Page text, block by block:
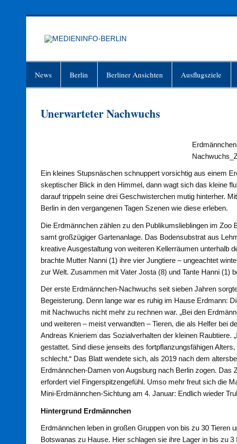
News Berlin Berliner Ansichten Ausflugsziele
Unerwarteter Nachwuchs
Ein kleines Stupsnäschen schnuppert vorsichtig aus einem
skeptischer Blick in den Himmel, dann wagt sich das kleine
darauf trippeln seine drei Geschwisterchen mutig hinterher.
Berlin in den vergangenen Tagen Szenen wie diese erleben.
Die Erdmännchen zählen zu den Publikumslieblingen im Zoo
samt großzügiger Gartenanlage. Das Bodensubstrat aus
kreative Ausgestaltung von weiteren Kellerräumen unterhalb
brachte Mutter Nanni (1) ihre vier Jungtiere – ungeachtet
zur Welt. Zusammen mit Vater Josta (8) und Tante Hanni (1)
Der erste Erdmännchen-Nachwuchs seit sieben Jahren
Begeisterung. Denn lange war es ruhig im Hause Erdmann:
mit Nachwuchs nicht mehr zu rechnen war. „Bei den
und weiteren – meist verwandten – Tieren, die als Helfer bei
Andreas Knieriem das Sozialverhalten der kleinen Raubtiere.
gestattet. Sind diese jenseits des fortpflanzungsfähigen
schlecht.“ Das Blatt wendete sich, als 2019 nach dem
Erdmännchen-Damen von Augsburg nach Berlin zogen.
erfordert viel Fingerspitzengefühl. Umso mehr freut sich die
Mini-Erdmännchen-Sichtung am 4. Januar: Endlich wieder
Hintergrund Erdmännchen
Erdmännchen leben in großen Gruppen von bis zu 30 Tieren
Botswanas zu Hause. Hier schlagen sie ihre Lager in bis zu